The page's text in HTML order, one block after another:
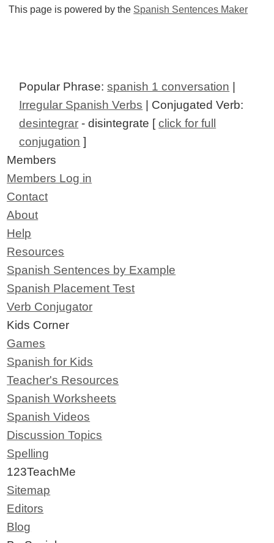
This page is powered by the Spanish Sentences Maker
Popular Phrase:spanish 1 conversation |
Irregular Spanish Verbs | Conjugated Verb:
desintegrar - disintegrate [click for full
conjugation ]
Members
Members Log in
Contact
About
Help
Resources
Spanish Sentences by Example
Spanish Placement Test
Verb Conjugator
Kids Corner
Games
Spanish for Kids
Teacher's Resources
Spanish Worksheets
Spanish Videos
Discussion Topics
Spelling
123TeachMe
Sitemap
Editors
Blog